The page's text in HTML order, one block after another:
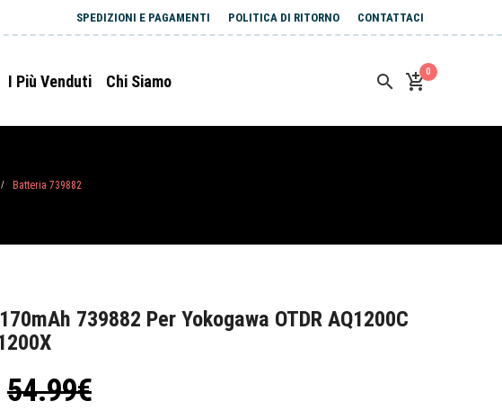
SPEDIZIONI E PAGAMENTI POLITICA DI RITORNO CONTATTACI
I Più Venduti Chi Siamo
0
/ Batteria 739882
739882 Per Yokogawa OTDR AQ1200C
54.99€